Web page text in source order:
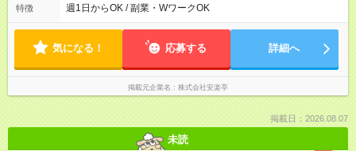
トは自己申告制だから私生活優先でOK◎ ・週1日もあれば週5日
して短時間」など希望に合わせて働けます！
特徴 週1日からOK / 副業・WワークOK
気になる！ 応募する 詳細へ
掲載元企業名 株式会社安楽亭
掲載日：2026.08.07
未読